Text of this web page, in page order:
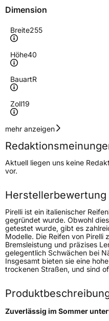
Dimension
Breite255
Höhe40
BauartR
Zoll19
Geschwindigkeitsindex
Höchstgeschwindigkeit
300
Lastindex100
Höchstlast800 kg
Gewicht (in kg)
10,673 kg
Generelle Merkmale
FahrzeugtypPKW
VerwendungSommerreifen
FahrzeugartPKW & SUV
mehr anzeigen
Aktuell liegen uns keine
vor.
Herstellerbewertung
Pirelli ist ein italienischer
gegründet wurde. Obwohl
getestet wurde, gibt es
Modelle. Die Reifen von Pirelli
Bremsleistung und präzises
gelegentlich Schwächen bei
Insgesamt bieten sie eine
trockenen Straßen, und sind
Zuverlässig im Sommer